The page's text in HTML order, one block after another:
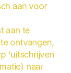
aan voor
aan te
ontvangen,
‘uitschrijven
naar